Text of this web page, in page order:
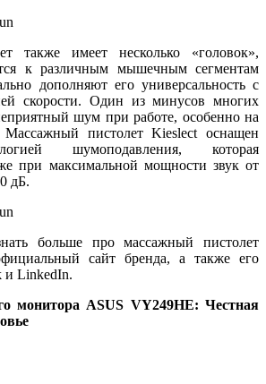
также имеет несколько «головок»,
к различным мышечным сегментам
дополняют его универсальность с
скорости. Один из минусов многих
шум при работе, особенно на
Массажный пистолет Kieslect оснащен
шумоподавления, которая
при максимальной мощности звук от
дБ.
больше про массажный пистолет
сайт бренда, а также его
и LinkedIn.
монитора ASUS VY249HE: Честная